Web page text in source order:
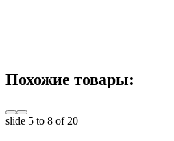
Похожие товары:
slide 5 to 8 of 20